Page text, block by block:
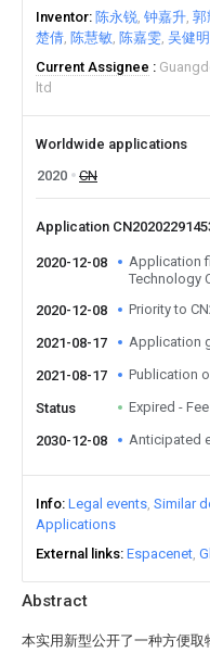
Abstract
本实用新型公开了一种方便
Inventor 陈永锐 钟嘉升 郭
楚倩 陈慧敏 陈嘉雯 吴健明
Current Assignee
ltd
Worldwide applications
2020
CN
Application
2020-12-08
Application
Technology
2020-12-08
Priority to
2021-08-17 Application
2021-08-17 Publication
Status Expired -
2030-12-08 Anticipated
Info Legal events Similar
Applications
External links Espacenet